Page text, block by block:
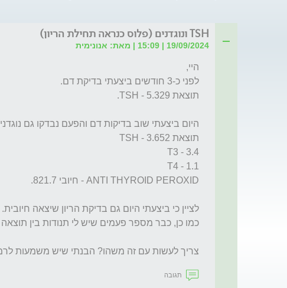
TSH ונוגדנים (פלוס כנראה תחילת הריון)
19/09/2024 | 15:09 | מאת: אנונימית
צריך לעשות עם זה משהו? הבנתי שיש משמעות
תגובה